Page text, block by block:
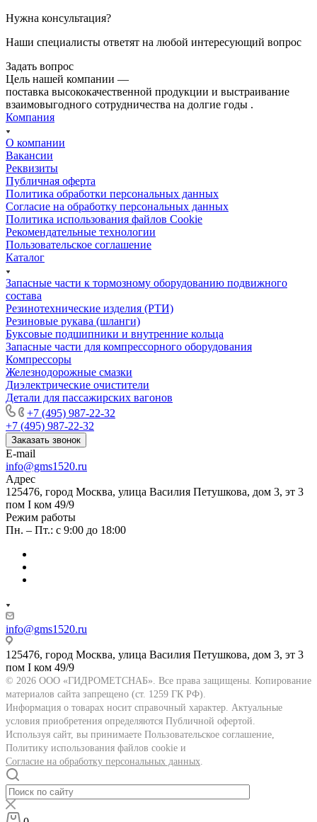
Нужна консультация?
Наши специалисты ответят на любой интересующий вопрос
Задать вопрос
Цель нашей компании —
поставка высококачественной продукции и выстраивание
взаимовыгодного сотрудничества на долгие годы .
Компания
О компании
Вакансии
Реквизиты
Публичная оферта
Политика обработки персональных данных
Cогласие на обработку персональных данных
Политика использования файлов Cookie
Рекомендательные технологии
Пользовательское соглашение
Каталог
Запасные части к тормозному оборудованию подвижного
состава
Резинотехнические изделия (РТИ)
Резиновые рукава (шланги)
Буксовые подшипники и внутренние кольца
Запасные части для компрессорного оборудования
Компрессоры
Железнодорожные смазки
Диэлектрические очистители
Детали для пассажирских вагонов
+7 (495) 987-22-32
+7 (495) 987-22-32
Заказать звонок
E-mail
info@gms1520.ru
Адрес
125476, город Москва, улица Василия Петушкова, дом 3, эт 3
пом I ком 49/9
Режим работы
Пн. – Пт.: с 9:00 до 18:00
info@gms1520.ru
125476, город Москва, улица Василия Петушкова, дом 3, эт 3
пом I ком 49/9
© 2026 ООО «ГИДРОМЕТСНАБ». Все права защищены. Копирование
материалов сайта запрещено (ст. 1259 ГК РФ).
Информация о товарах носит справочный характер. Актуальные
условия приобретения определяются Публичной офертой.
Используя сайт, вы принимаете Пользовательское соглашение,
Политику использования файлов cookie и
Согласие на обработку персональных данных